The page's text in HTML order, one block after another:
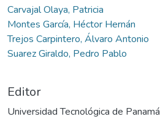
Carvajal Olaya, Patricia
Montes García, Héctor Hernán
Trejos Carpintero, Álvaro Antonio
Suarez Giraldo, Pedro Pablo
Editor
Universidad Tecnológica de Panamá